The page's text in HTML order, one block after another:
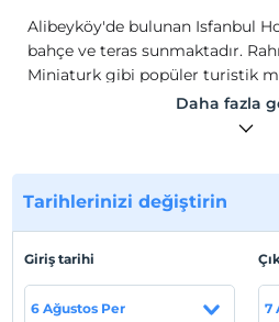
Alibeyköy'de bulunan Isfanbul
bahçe ve teras sunmaktadır.
Miniaturk gibi popüler turistik
araçlarıyla kolayca ulaşabilirsiniz.
Tüm alanlarda ücretsiz Wi-Fi
ve elektrikli su ısıtıcısı da
ayrıca ücretsiz banyo
edilmektedir. Vialand Palace
günün 24 saati hizmet veren
hizmetleri sağlamaktadır.
Daha fazla
Tarihlerinizi değiştirin
Giriş tarihi
6 Ağustos Per 7